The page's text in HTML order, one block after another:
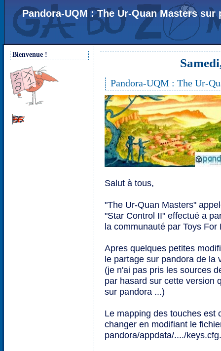
Pandora-UQM : The Ur-Quan Masters sur
Bienvenue !
Pandora-UQM : The Ur-
Salut à tous,
"The Ur-Quan Masters"
"Star Control II" effectué a
la communauté par Toys For
Apres quelques petites
le partage sur pandora de la
(je n'ai pas pris les sources
par hasard sur cette version
sur pandora ...)
Le mapping des touches est
changer en modifiant le
pandora/appdata/..../keys.cfg.